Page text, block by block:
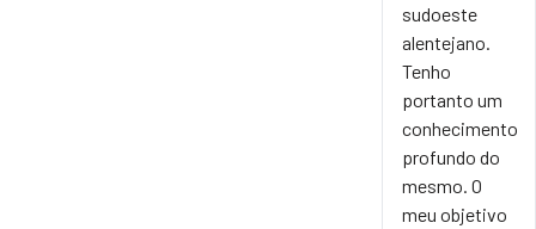
sudoeste
alentejano.
Tenho
portanto um
conhecimento
profundo do
mesmo. O
meu objetivo